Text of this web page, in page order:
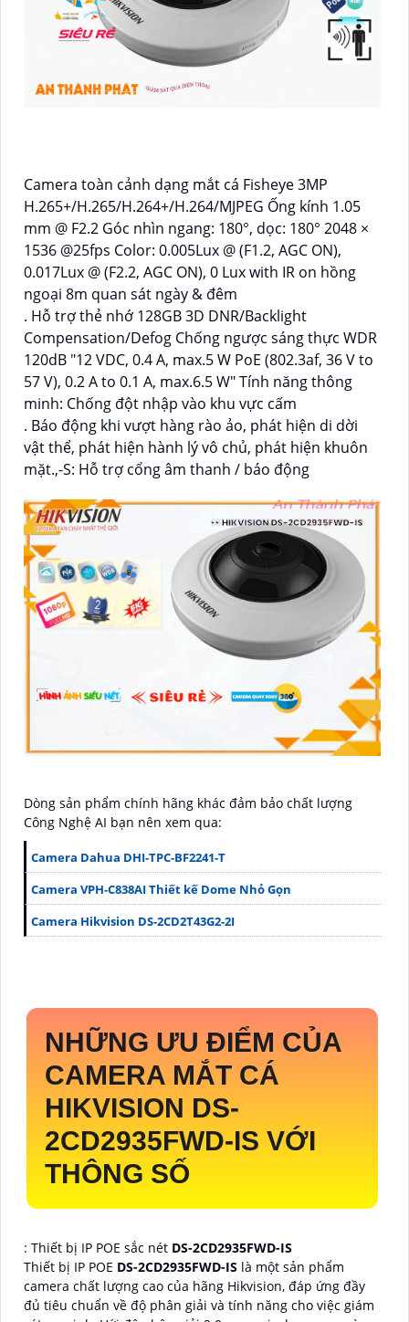
Camera toàn cảnh dạng mắt cá Fisheye 3MP
H.265+/H.265/H.264+/H.264/MJPEG Ống kính 1.05
mm @ F2.2 Góc nhìn ngang: 180°, dọc: 180° 2048 ×
1536 @25fps Color: 0.005Lux @ (F1.2, AGC ON),
0.017Lux @ (F2.2, AGC ON), 0 Lux with IR on hồng
ngoại 8m quan sát ngày & đêm
. Hỗ trợ thẻ nhớ 128GB 3D DNR/Backlight
Compensation/Defog Chống ngược sáng thực WDR
120dB "12 VDC, 0.4 A, max.5 W PoE (802.3af, 36 V to
57 V), 0.2 A to 0.1 A, max.6.5 W" Tính năng thông
minh: Chống đột nhập vào khu vực cấm
. Báo động khi vượt hàng rào ảo, phát hiện di dời
vật thể, phát hiện hành lý vô chủ, phát hiện khuôn
mặt.,-S: Hỗ trợ cổng âm thanh / báo động
Dòng sản phẩm chính hãng khác đảm bảo chất lượng
Công Nghệ AI bạn nên xem qua:
Camera Dahua DHI-TPC-BF2241-T
Camera VPH-C838AI Thiết kế Dome Nhỏ Gọn
Camera Hikvision DS-2CD2T43G2-2I
NHỮNG ƯU ĐIỂM CỦA
CAMERA MẮT CÁ
HIKVISION DS-
2CD2935FWD-IS VỚI
THÔNG SỐ
: Thiết bị IP POE sắc nét DS-2CD2935FWD-IS
Thiết bị IP POE DS-2CD2935FWD-IS là một sản phẩm
camera chất lượng cao của hãng Hikvision, đáp ứng đầy
đủ tiêu chuẩn về độ phân giải và tính năng cho việc giám